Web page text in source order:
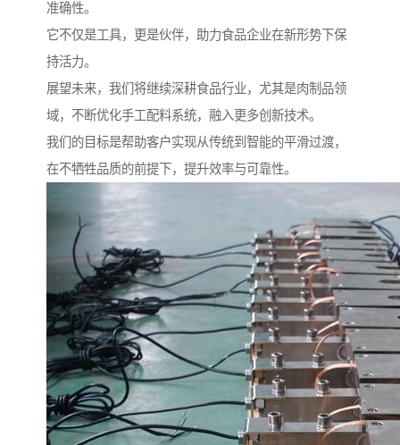
准确性。
它不仅是工具，更是伙伴，助力食品企业在新形势下保
持活力。
展望未来，我们将继续深耕食品行业，尤其是肉制品领
域，不断优化手工配料系统，融入更多创新技术。
我们的目标是帮助客户实现从传统到智能的平滑过渡，
在不牺牲品质的前提下，提升效率与可靠性。